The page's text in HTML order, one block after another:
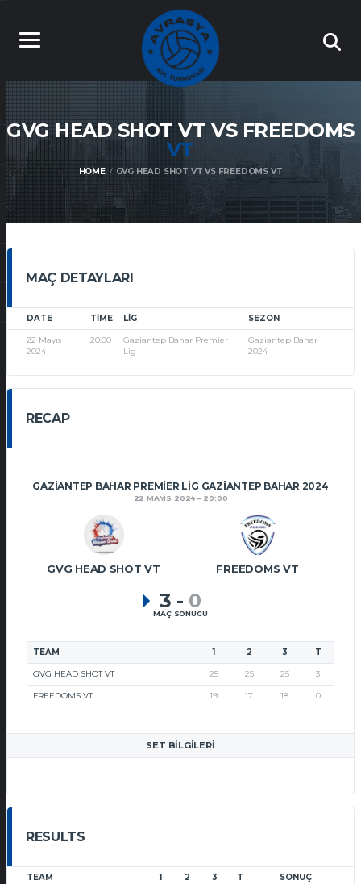
GVG HEAD SHOT VT VS FREEDOMS
VT
HOME GVG HEAD SHOT VT VS FREEDOMS VT
MAÇ DETAYLARI
DATE TIME LIG SEZON
22 Mayıs
2024
20:00
Gaziantep Bahar Premier
Lig
Gaziantep Bahar
2024
RECAP
GAZIANTEP BAHAR PREMIER LIG GAZIANTEP BAHAR 2024
22 MAYIS 2024 20:00
GVG HEAD SHOT VT FREEDOMS VT
3 - 0
MAÇ SONUCU
TEAM 1 2 3 T
GVG HEAD SHOT VT 25 25 25 3
FREEDOMS VT 19 17 18 0
SET BILGILERI
RESULTS
TEAM 1 2 3 T SONUÇ